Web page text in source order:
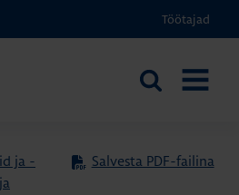
Töötajad
Otsi
ja -
Salvesta PDF-failina